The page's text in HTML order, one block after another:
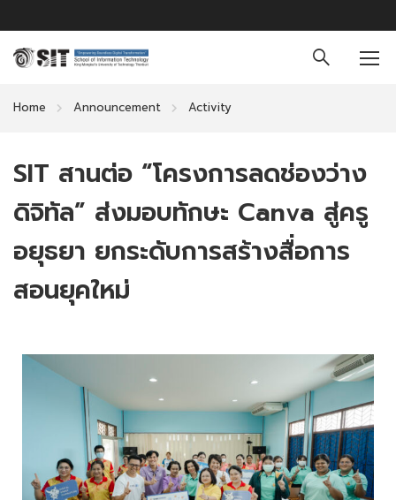
Home Announcement Activity
SIT สานต่อ “โครงการลดช่องว่าง
ดิจิทัล” ส่งมอบทักษะ Canva สู่ครู
อยุธยา ยกระดับการสร้างสื่อการ
สอนยุคใหม่